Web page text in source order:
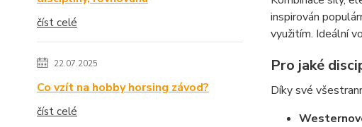
číst celé
22.07.2025
Co vzít na hobby horsing závod?
číst celé
inspirován
využitím. Ideální
Pro jaké
Díky své